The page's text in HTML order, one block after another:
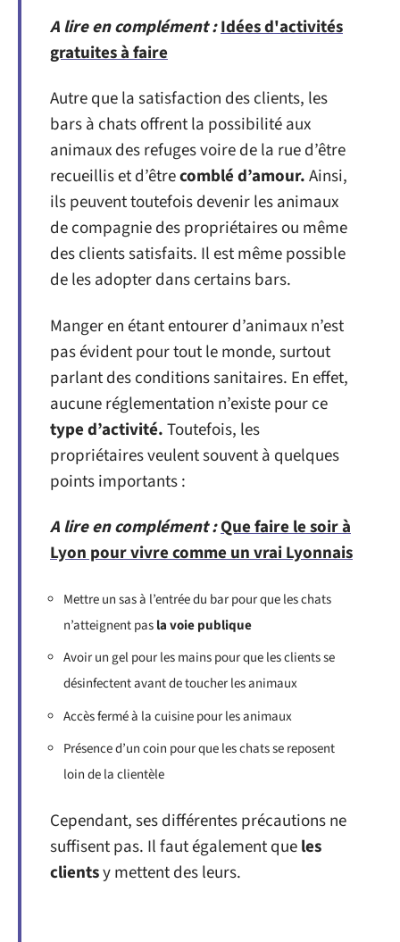
A lire en complément :Idées d'activités
gratuites à faire
Autre que la satisfaction des clients, les
bars à chats offrent la possibilité aux
animaux des refuges voire de la rue d’être
recueillis et d’êtrecomblé d’amour.Ainsi,
ils peuvent toutefois devenir les animaux
de compagnie des propriétaires ou même
des clients satisfaits. Il est même possible
de les adopter dans certains bars.
Manger en étant entourer d’animaux n’est
pas évident pour tout le monde, surtout
parlant des conditions sanitaires. En effet,
aucune réglementation n’existe pour ce
type d’activité.Toutefois, les
propriétaires veulent souvent à quelques
points importants :
A lire en complément :Que faire le soir à
Lyon pour vivre comme un vrai Lyonnais
Mettre un sas à l’entrée du bar pour que les chats
n’atteignent pasla voie publique
Avoir un gel pour les mains pour que les clients se
désinfectent avant de toucher les animaux
Accès fermé à la cuisine pour les animaux
Présence d’un coin pour que les chats se reposent
loin de la clientèle
Cependant, ses différentes précautions ne
suffisent pas. Il faut également queles
clientsy mettent des leurs.